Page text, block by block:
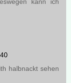
halbnackt sehen